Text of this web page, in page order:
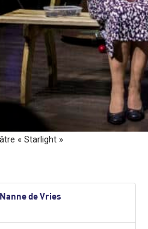
« Starlight »
de Vries